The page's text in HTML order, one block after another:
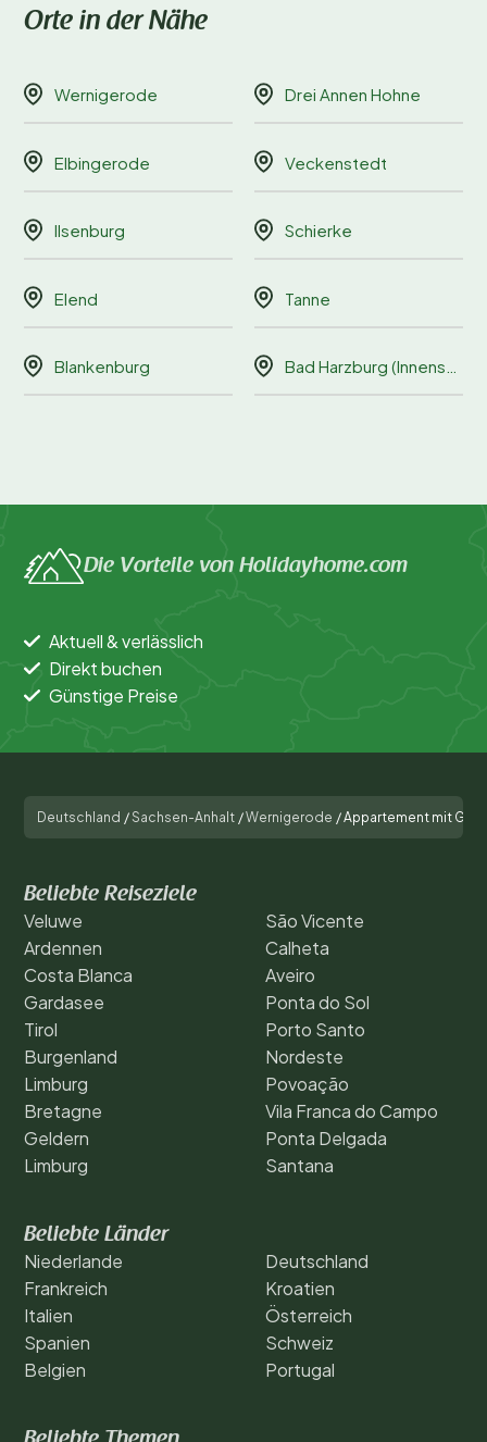
Orte in der Nähe
Wernigerode Drei Annen Hohne
Elbingerode Veckenstedt
Ilsenburg Schierke
Elend Tanne
Blankenburg Bad Harzburg (Innenstadt)
Die Vorteile von Holidayhome.com
Aktuell & verlässlich
Direkt buchen
Günstige Preise
Deutschland /Sachsen-Anhalt /Wernigerode /Appartement mit
Beliebte Reiseziele
Veluwe
Ardennen
Costa Blanca
Gardasee
Tirol
Burgenland
Limburg
Bretagne
Geldern
Limburg
São Vicente
Calheta
Aveiro
Ponta do Sol
Porto Santo
Nordeste
Povoação
Vila Franca do Campo
Ponta Delgada
Santana
Beliebte Länder
Niederlande
Frankreich
Italien
Spanien
Belgien
Deutschland
Kroatien
Österreich
Schweiz
Portugal